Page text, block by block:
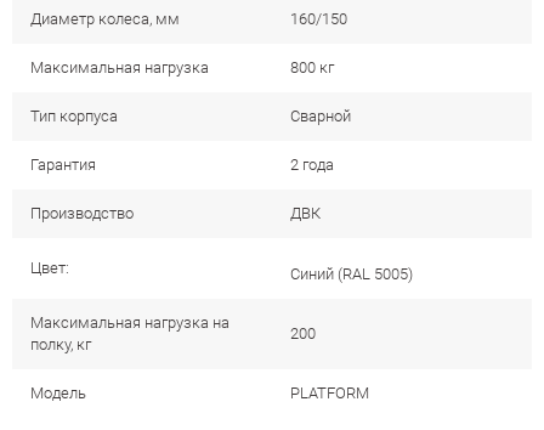
Диаметр колеса, мм 160/150
Максимальная нагрузка 800 кг
Тип корпуса Сварной
Гарантия 2 года
Производство ДВК
Цвет: Cиний (RAL 5005)
Максимальная нагрузка на
полку, кг
200
Модель PLATFORM